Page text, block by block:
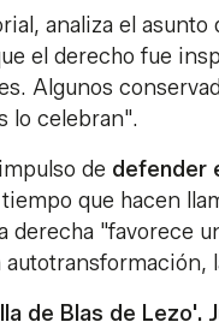
analiza el
el derecho fue
Algunos
lo celebran".
de defender
que hacen
derecha "favorece
de Blas de Lezo'.